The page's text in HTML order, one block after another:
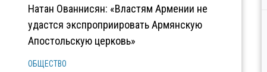
Натан Ованнисян: «Властям Армении не
удастся экспроприировать Армянскую
Апостольскую церковь»
ОБЩЕСТВО